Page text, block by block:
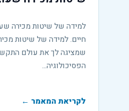
למידה של שיטות מכירה
חיים. למידה של שיטות
שמציגה לך את עולם
הפסיכולוגיה...
לקריאת המאמר ←